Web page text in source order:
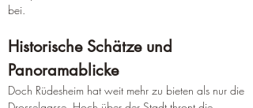
bei.
Historische Schätze und
Panoramablicke
Doch Rüdesheim hat weit mehr zu bieten als nur die